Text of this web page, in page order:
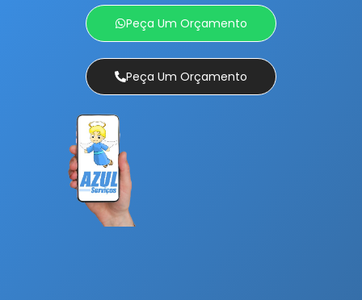
Peça Um Orçamento
Peça Um Orçamento